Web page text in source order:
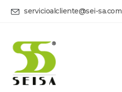
servicioalcliente@sei-sa.com